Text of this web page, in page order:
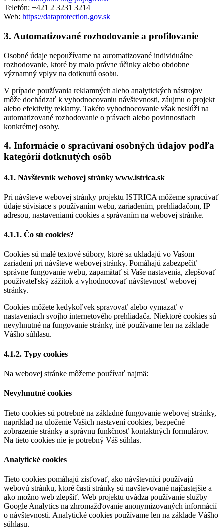
Telefón: +421 2 3231 3214
Web: https://dataprotection.gov.sk
3. Automatizované rozhodovanie a profilovanie
Osobné údaje nepoužívame na automatizované individuálne
rozhodovanie, ktoré by malo právne účinky alebo obdobne
významný vplyv na dotknutú osobu.
V prípade používania reklamných alebo analytických nástrojov
môže dochádzať k vyhodnocovaniu návštevnosti, záujmu o projekt
alebo efektivity reklamy. Takéto vyhodnocovanie však neslúži na
automatizované rozhodovanie o právach alebo povinnostiach
konkrétnej osoby.
4. Informácie o spracúvaní osobných údajov podľa
kategórií dotknutých osôb
4.1. Návštevník webovej stránky www.istrica.sk
Pri návšteve webovej stránky projektu ISTRICA môžeme spracúvať
údaje súvisiace s používaním webu, zariadením, prehliadačom, IP
adresou, nastaveniami cookies a správaním na webovej stránke.
4.1.1. Čo sú cookies?
Cookies sú malé textové súbory, ktoré sa ukladajú vo Vašom
zariadení pri návšteve webovej stránky. Pomáhajú zabezpečiť
správne fungovanie webu, zapamätať si Vaše nastavenia, zlepšovať
používateľský zážitok a vyhodnocovať návštevnosť webovej
stránky.
Cookies môžete kedykoľvek spravovať alebo vymazať v
nastaveniach svojho internetového prehliadača. Niektoré cookies sú
nevyhnutné na fungovanie stránky, iné používame len na základe
Vášho súhlasu.
4.1.2. Typy cookies
Na webovej stránke môžeme používať najmä:
Nevyhnutné cookies
Tieto cookies sú potrebné na základné fungovanie webovej stránky,
napríklad na uloženie Vašich nastavení cookies, bezpečné
zobrazenie stránky a správnu funkčnosť kontaktných formulárov.
Na tieto cookies nie je potrebný Váš súhlas.
Analytické cookies
Tieto cookies pomáhajú zisťovať, ako návštevníci používajú
webovú stránku, ktoré časti stránky sú navštevované najčastejšie a
ako možno web zlepšiť. Web projektu uvádza používanie služby
Google Analytics na zhromažďovanie anonymizovaných informácií
o návštevnosti. Analytické cookies používame len na základe Vášho
súhlasu.